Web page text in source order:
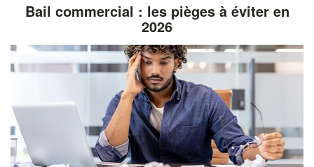
Bail commercial : les pièges à éviter en
2026